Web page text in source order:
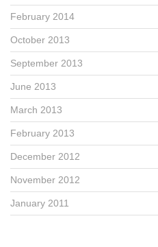
February 2014
October 2013
September 2013
June 2013
March 2013
February 2013
December 2012
November 2012
January 2011